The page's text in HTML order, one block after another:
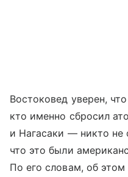
Востоковед уверен,
кто именно сбросил
и Нагасаки — никто не
что это были
По его словам, об